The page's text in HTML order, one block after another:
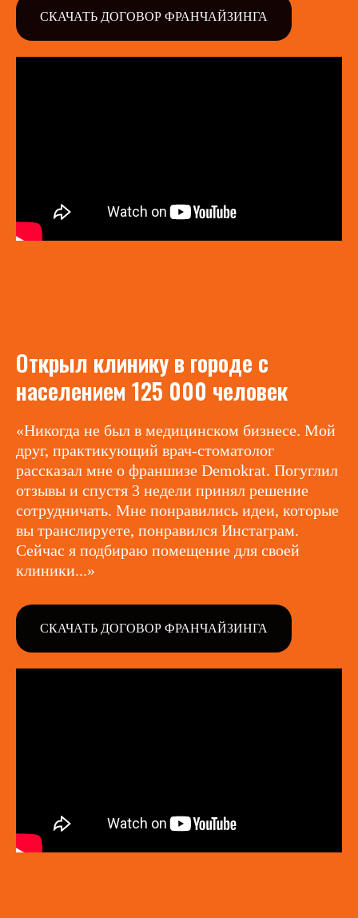
СКАЧАТЬ ДОГОВОР ФРАНЧАЙЗИНГА
Открыл клинику в городе с
населением 125 000 человек
«Никогда не был в медицинском бизнесе. Мой
друг, практикующий врач-стоматолог
рассказал мне о франшизе Demokrat. Погуглил
отзывы и спустя 3 недели принял решение
сотрудничать. Мне понравились идеи, которые
вы транслируете, понравился Инстаграм.
Сейчас я подбираю помещение для своей
клиники...»
СКАЧАТЬ ДОГОВОР ФРАНЧАЙЗИНГА